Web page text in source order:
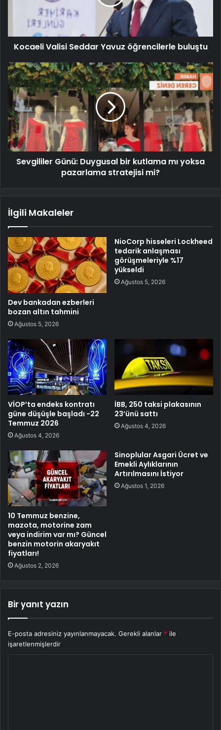
Kocaeli Valisi Seddar Yavuz öğrencilerle buluştu
Sevgililer Günü: Duygusal bir kutlama mı yoksa
pazarlama stratejisi mi?
İlgili Makaleler
Dev bankadan ezberleri
bozan altın tahmini
Ağustos 5, 2026
NioCorp hisseleri Lockheed
tedarik anlaşması
görüşmeleriyle %17
yükseldi
Ağustos 5, 2026
VİOP’ta endeks kontratı
güne düşüşle başladı -22
Temmuz 2026
Ağustos 4, 2026
İBB, 250 taksi plakasının
23’ünü sattı
Ağustos 4, 2026
10 Temmuz benzine,
mazota, motorine zam
veya indirim var mı? Güncel
benzin motorin akaryakıt
fiyatları!
Ağustos 2, 2026
Sinoplular Asgari Ücret ve
Emekli Aylıklarının
Artırılmasını İstiyor
Ağustos 1, 2026
Bir yanıt yazın
E-posta adresiniz yayınlanmayacak. Gerekli alanlar * ile
işaretlenmişlerdir